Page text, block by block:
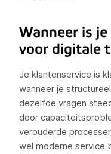
Wanneer is
voor digitale
Je klantenservice is
wanneer je
dezelfde vragen
door
verouderde
wel moderne service